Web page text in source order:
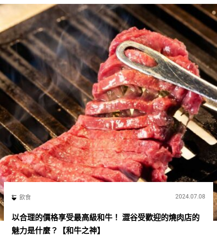
飲食 2024.07.08
以合理的價格享受最高級和牛！ 澀谷受歡迎的燒肉店的
魅力是什麼？【和牛之神】